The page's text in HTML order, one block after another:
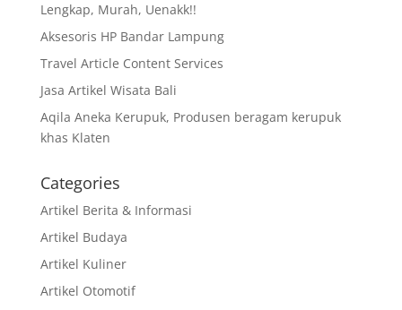
Lengkap, Murah, Uenakk!!
Aksesoris HP Bandar Lampung
Travel Article Content Services
Jasa Artikel Wisata Bali
Aqila Aneka Kerupuk, Produsen beragam kerupuk
khas Klaten
Categories
Artikel Berita & Informasi
Artikel Budaya
Artikel Kuliner
Artikel Otomotif